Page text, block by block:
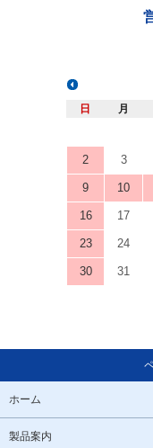
日 月
2 3
9 10
16 17
23 24
30
31
ホーム
製品案内